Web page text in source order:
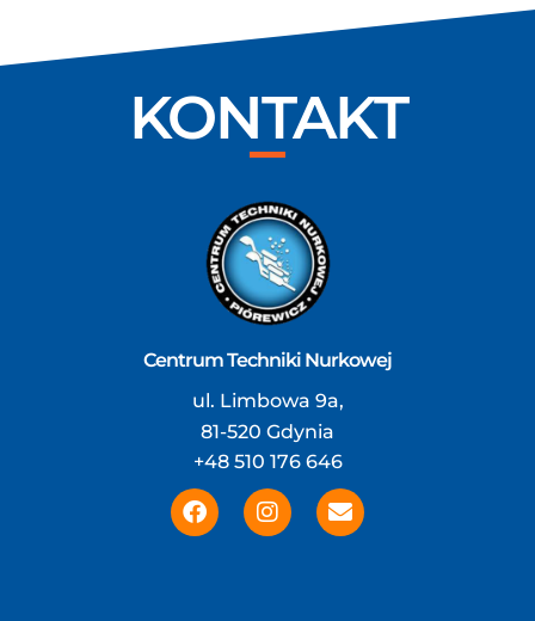
KONTAKT
Centrum Techniki Nurkowej
ul. Limbowa 9a,
81-520 Gdynia
+48 510 176 646